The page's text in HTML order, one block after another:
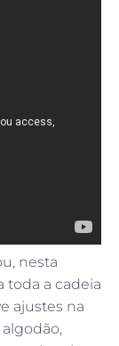
nesta
toda a cadeia
ajustes na